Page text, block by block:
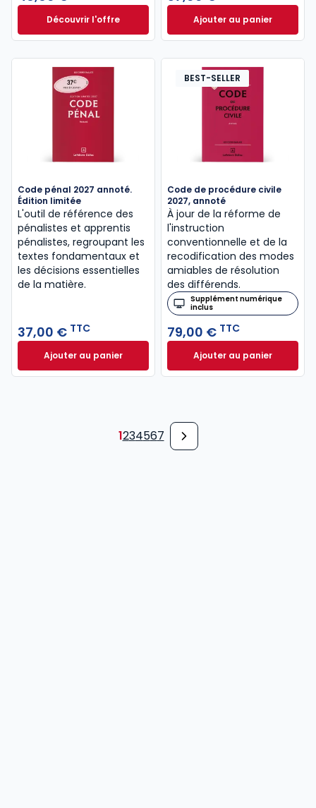
Découvrir l'offreLe guide pénal 2026. 27e éd. à partir de
Dès
Ajouter au panier
Code de
Code pénal 2027 annoté.
Édition limitée
L'outil de référence des
pénalistes et apprentis
pénalistes, regroupant les
textes fondamentaux et
les décisions essentielles
de la matière.
37,00 € TTC
Ajouter au panierCode pénal 2027 annoté. Édition limitée à 37,00 €
BEST-SELLER
Code de procédure civile
2027, annoté
À jour de la réforme de
l'instruction
conventionnelle et de la
recodification des modes
amiables de résolution
des différends.
Supplément numérique
inclus
79,00 € TTC
Ajouter au panier
Code de
1234567